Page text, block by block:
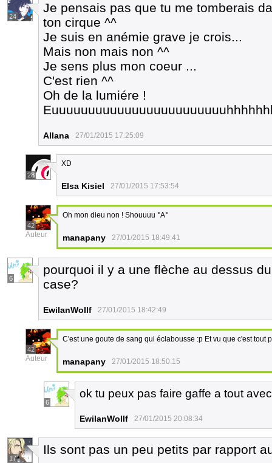
24
Je pensais pas que tu me tomberais
ton cirque ^^
Je suis en anémie grave je crois...
Mais non mais non ^^
Je sens plus mon coeur ...
C'est rien ^^
Oh de la lumiére !
Allana 27/01/2015 17:25:09
28
XD
Elsa Kisiel 27/01/2015 17:53:54
42
Auteur
Oh mon dieu non ! Shouuuu °A°
manapany 27/01/2015 18:49:41
6
pourquoi il y a une flèche au dessus
case?
EwilanWollf 27/01/2015 18:42:49
42
Auteur
C'est une goute de sang qui éclabousse :p Et vu que c'est tout
manapany 27/01/2015 18:50:15
6
ok tu peux pas faire gaffe a tout
EwilanWollf 27/01/2015 20:08:34
17
Ils sont pas un peu petits par rapport